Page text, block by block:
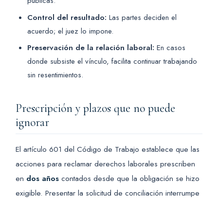
Control del resultado: Las partes deciden el
acuerdo; el juez lo impone.
Preservación de la relación laboral: En casos
donde subsiste el vínculo, facilita continuar trabajando
sin resentimientos.
Prescripción y plazos que no puede
ignorar
El artículo 601 del Código de Trabajo establece que las
acciones para reclamar derechos laborales prescriben
en dos años contados desde que la obligación se hizo
exigible. Presentar la solicitud de conciliación interrumpe